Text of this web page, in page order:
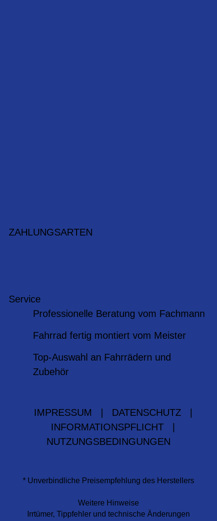
ZAHLUNGSARTEN
Service
Professionelle Beratung vom Fachmann
Fahrrad fertig montiert vom Meister
Top-Auswahl an Fahrrädern und
Zubehör
IMPRESSUM DATENSCHUTZ
INFORMATIONSPFLICHT
NUTZUNGSBEDINGUNGEN
* Unverbindliche Preisempfehlung des Herstellers
Weitere Hinweise
Irrtümer, Tippfehler und technische Änderungen